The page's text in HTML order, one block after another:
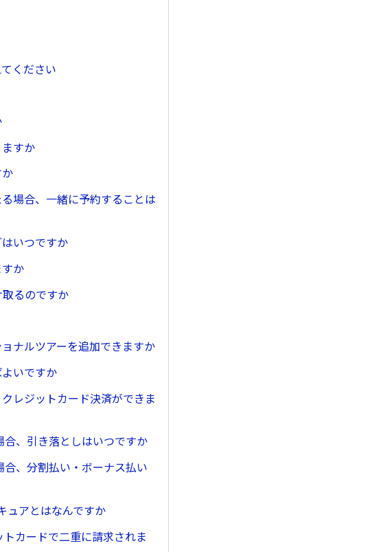
ください
すか
場合、一緒に予約することは
いつですか
か
るのですか
ナルツアーを追加できますか
いですか
レジットカード決済ができま
、引き落としはいつですか
、分割払い・ボーナス払い
ュアとはなんですか
カードで二重に請求されま